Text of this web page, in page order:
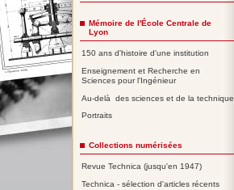
Mémoire de l'École Centrale de
Lyon
150 ans d'histoire d'une institution
Enseignement et Recherche en
Sciences pour l'Ingénieur
Au-delà des sciences et de la technique
Portraits
Collections numérisées
Revue Technica (jusqu'en 1947)
Technica - sélection d'articles récents